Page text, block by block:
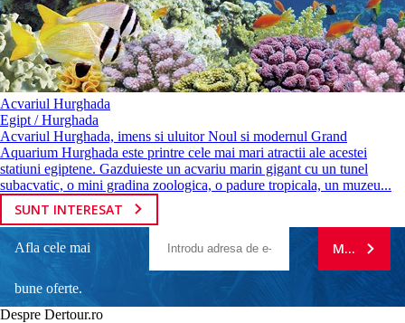
Acvariul Hurghada
Egipt / Hurghada
Acvariul Hurghada, imens si uluitor Noul si modernul Grand
Aquarium Hurghada este printre cele mai mari atractii ale acestei
statiuni egiptene. Gazduieste un acvariu marin gigant cu un tunel
subacvatic, o mini gradina zoologica, o padure tropicala, un muzeu...
SUNT INTERESAT
Afla cele mai
bune oferte.
MA
Despre Dertour.ro